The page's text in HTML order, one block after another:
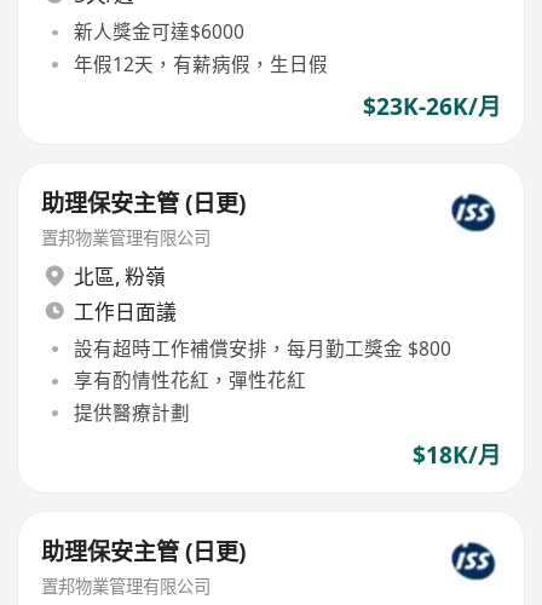
新人獎金可達$6000
年假12天，有薪病假，生日假
$23K-26K/月
助理保安主管 (日更)
置邦物業管理有限公司
北區, 粉嶺
工作日面議
設有超時工作補償安排，每月勤工獎金 $800
享有酌情性花紅，彈性花紅
提供醫療計劃
$18K/月
助理保安主管 (日更)
置邦物業管理有限公司